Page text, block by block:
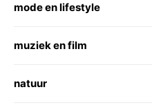
mode en lifestyle
muziek en film
natuur